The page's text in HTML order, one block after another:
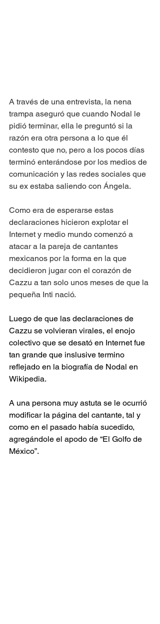
A través de una entrevista, la nena
trampa aseguró que cuando Nodal le
pidió terminar, ella le preguntó si la
razón era otra persona a lo que él
contesto que no, pero a los pocos días
terminó enterándose por los medios de
comunicación y las redes sociales que
su ex estaba saliendo con Ángela.
Como era de esperarse estas
declaraciones hicieron explotar el
Internet y medio mundo comenzó a
atacar a la pareja de cantantes
mexicanos por la forma en la que
decidieron jugar con el corazón de
Cazzu a tan solo unos meses de que la
pequeña Inti nació.
Luego de que las declaraciones de
Cazzu se volvieran virales, el enojo
colectivo que se desató en Internet fue
tan grande que inslusive termino
reflejado en la biografía de Nodal en
Wikipedia.
A una persona muy astuta se le ocurrió
modificar la página del cantante, tal y
como en el pasado había sucedido,
agregándole el apodo de “El Golfo de
México”.